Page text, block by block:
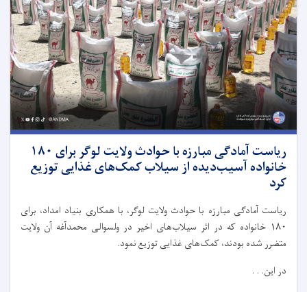
ریاست آمادگی مبارزه با حوادث ولایت لوگر برای ۱۸۰
خانواده آسیب‌دیده از سیلاب کمک‌های غذایی توزیع
کرد
ریاست آمادگی مبارزه با حوادث ولایت لوگر، با همکاری بنیاد امداد، برای
۱۸۰ خانواده که در اثر سیلاب‌های اخیر در ولسوالی محمدآغه آن ولایت
متضرر شده بودند، کمک‌های غذایی توزیع نمود.
در این. . .